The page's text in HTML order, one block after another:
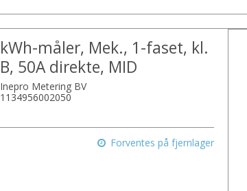
kWh-måler, Mek., 1-faset, kl.
B, 50A direkte, MID
Inepro Metering BV
1134956002050
Forventes på fjernlager